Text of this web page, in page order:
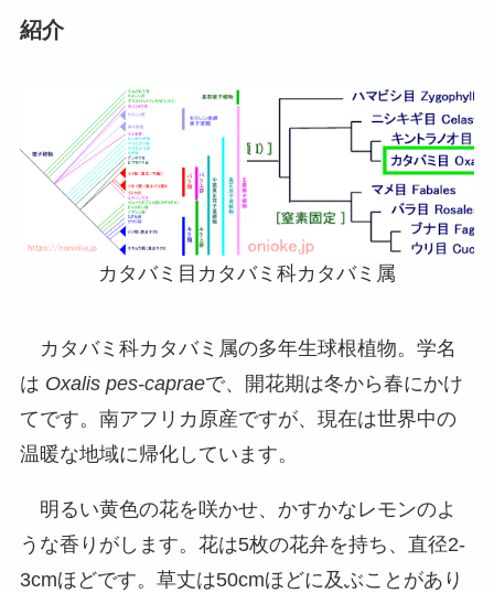
紹介
カタバミ目カタバミ科カタバミ属
カタバミ科カタバミ属の多年生球根植物。学名
は Oxalis pes-capraeで、開花期は冬から春にかけ
てです。南アフリカ原産ですが、現在は世界中の
温暖な地域に帰化しています。
明るい黄色の花を咲かせ、かすかなレモンのよ
うな香りがします。花は5枚の花弁を持ち、直径2-
3cmほどです。草丈は50cmほどに及ぶことがあり